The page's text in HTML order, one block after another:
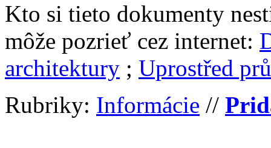
Kto si tieto dokumenty
môže pozrieť cez internet:
architektury ; Uprostřed
Rubriky: Informácie //